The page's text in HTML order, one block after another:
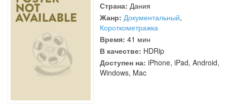
Страна: Дания
Жанр: Документальный,
Короткометражка
Время: 41 мин
В качестве: HDRip
Доступен на: iPhone, iPad, Android,
Windows, Mac